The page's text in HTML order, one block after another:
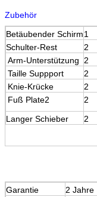
Zubehör
Betäubender Schirm1
Schulter-Rest
2
Arm-Unterstützung
2
Taille Suppport
2
Knie-Krücke
2
Fuß Plate2
2
Langer Schieber
2
Garantie
2 Jahre